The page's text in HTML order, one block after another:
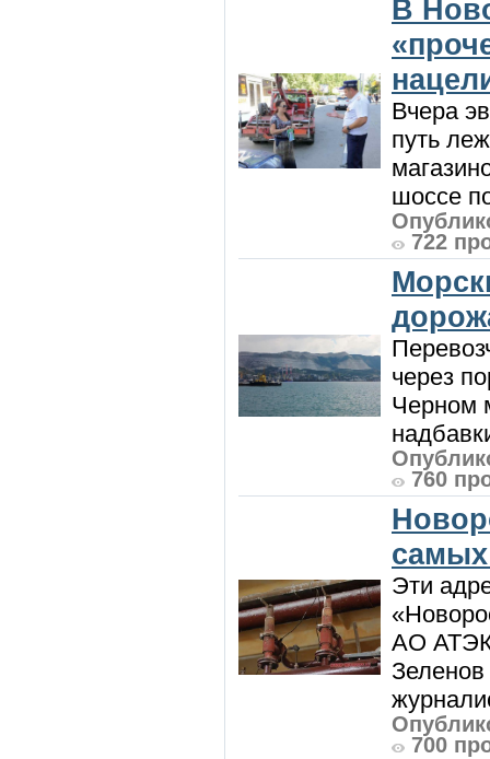
В
Вчера
путь
шоссе
722
через
Черном
760
Эти
АО АТЭК
Зеленов
700